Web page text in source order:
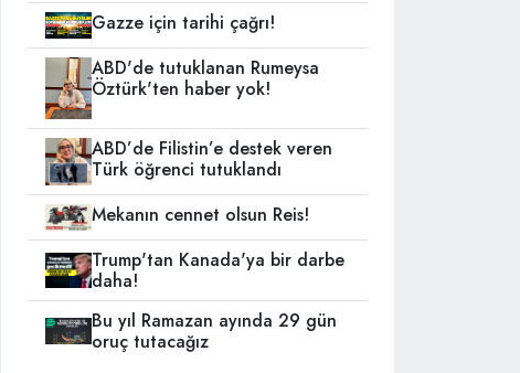
Gazze için tarihi çağrı!
ABD'de tutuklanan Rumeysa
Öztürk'ten haber yok!
ABD’de Filistin’e destek veren
Türk öğrenci tutuklandı
Mekanın cennet olsun Reis!
Trump'tan Kanada'ya bir darbe
daha!
Bu yıl Ramazan ayında 29 gün
oruç tutacağız